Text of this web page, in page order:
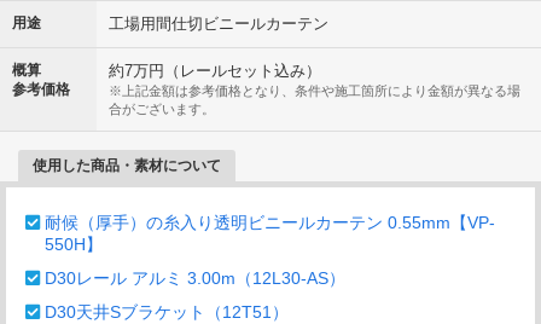
用途 工場用間仕切ビニールカーテン
概算
参考価格
約7万円（レールセット込み）
※上記金額は参考価格となり、条件や施工箇所により金額が異なる場
合がございます。
使用した商品・素材について
耐候（厚手）の糸入り透明ビニールカーテン 0.55mm【VP-
550H】
D30レール アルミ 3.00m（12L30-AS）
D30天井Sブラケット（12T51）